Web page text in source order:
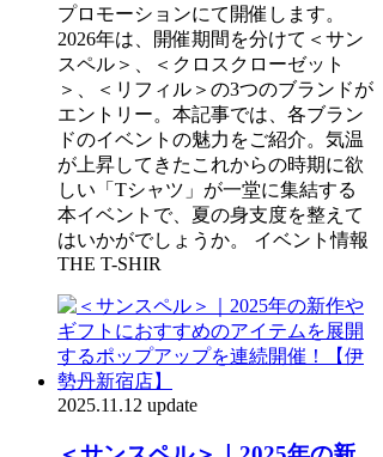
プロモーションにて開催します。
2026年は、開催期間を分けて＜サン
スペル＞、＜クロスクローゼット
＞、＜リフィル＞の3つのブランドが
エントリー。本記事では、各ブラン
ドのイベントの魅力をご紹介。気温
が上昇してきたこれからの時期に欲
しい「Tシャツ」が一堂に集結する
本イベントで、夏の身支度を整えて
はいかがでしょうか。 イベント情報
THE T-SHIR
2025.11.12 update